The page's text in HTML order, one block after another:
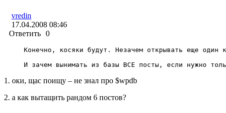
vredin
17.04.2008 08:46
Ответить 0
Конечно, косяки будут. Незачем открывать еще один
И зачем вынимать из базы ВСЕ посты, если нужно
1. оки, щас поищу – не знал про $wpdb
2. а как вытащить рандом 6 постов?